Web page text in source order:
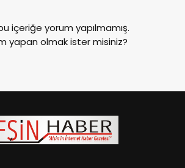
içeriğe yorum yapılmamış.
yapan olmak ister misiniz?